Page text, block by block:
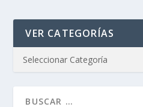
VER CATEGORÍAS